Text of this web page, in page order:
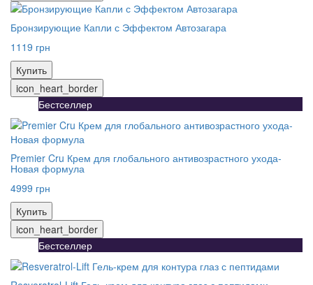
Бронзирующие Капли с Эффектом Автозагара
1119 грн
Купить
icon_heart_border
Бестселлер
Premier Cru Крем для глобального антивозрастного ухода-
Новая формула
4999 грн
Купить
icon_heart_border
Бестселлер